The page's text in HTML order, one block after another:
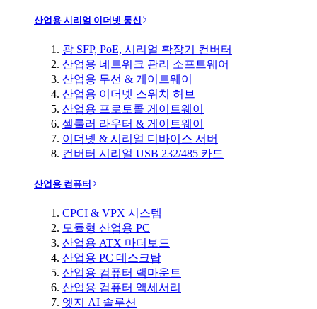
산업용 시리얼 이더넷 통신
광 SFP, PoE, 시리얼 확장기 컨버터
산업용 네트워크 관리 소프트웨어
산업용 무선 & 게이트웨이
산업용 이더넷 스위치 허브
산업용 프로토콜 게이트웨이
셀룰러 라우터 & 게이트웨이
이더넷 & 시리얼 디바이스 서버
컨버터 시리얼 USB 232/485 카드
산업용 컴퓨터
CPCI & VPX 시스템
모듈형 산업용 PC
산업용 ATX 마더보드
산업용 PC 데스크탑
산업용 컴퓨터 랙마운트
산업용 컴퓨터 액세서리
엣지 AI 솔루션